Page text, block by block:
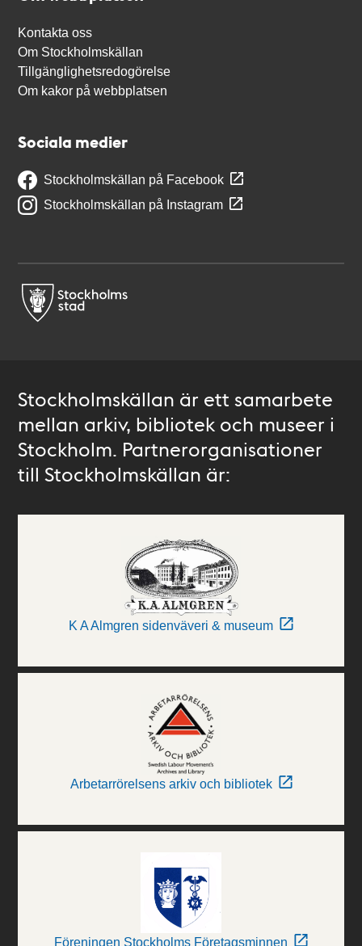
Kontakta oss
Om Stockholmskällan
Tillgänglighetsredogörelse
Om kakor på webbplatsen
Sociala medier
Stockholmskällan på Facebook
Stockholmskällan på Instagram
Stockholmskällan är ett samarbete
mellan arkiv, bibliotek och museer i
Stockholm. Partnerorganisationer
till Stockholmskällan är:
K A Almgren sidenväveri & museum
Arbetarrörelsens arkiv och bibliotek
Föreningen Stockholms Företagsminnen